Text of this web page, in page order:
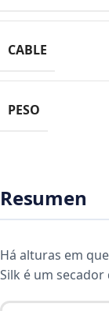
CABLE
PESO
Resumen
Há alturas em
Silk é um